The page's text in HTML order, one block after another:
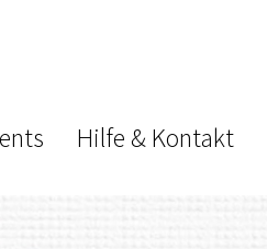
Hilfe & Kontakt